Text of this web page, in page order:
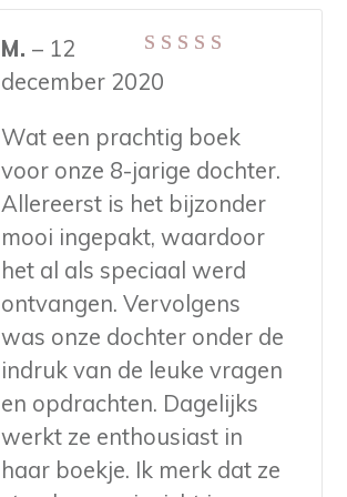
Gewaardeerd
uit 5
M.– 12
december 2020
Wat een prachtig boek
voor onze 8-jarige dochter.
Allereerst is het bijzonder
mooi ingepakt, waardoor
het al als speciaal werd
ontvangen. Vervolgens
was onze dochter onder de
indruk van de leuke vragen
en opdrachten. Dagelijks
werkt ze enthousiast in
haar boekje. Ik merk dat ze